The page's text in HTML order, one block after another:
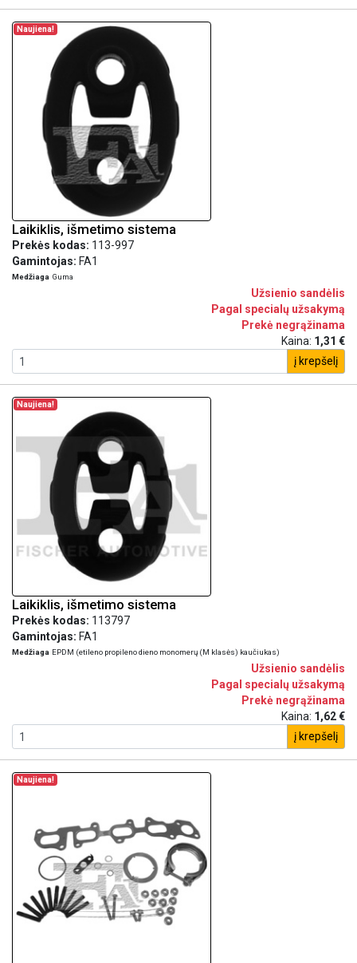
Naujiena!
Laikiklis, išmetimo sistema
Prekės kodas: 113-997
Gamintojas: FA1
Medžiaga Guma
Užsienio sandėlis
Pagal specialų užsakymą
Prekė negrąžinama
Kaina: 1,31 €
į krepšelį
Naujiena!
Laikiklis, išmetimo sistema
Prekės kodas: 113797
Gamintojas: FA1
Medžiaga EPDM (etileno propileno dieno monomerų (M klasės) kaučiukas)
Užsienio sandėlis
Pagal specialų užsakymą
Prekė negrąžinama
Kaina: 1,62 €
į krepšelį
Naujiena!